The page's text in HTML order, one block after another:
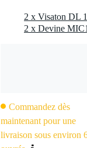
2 x Devine
Commandez dès
maintenant pour une
livraison sous environ